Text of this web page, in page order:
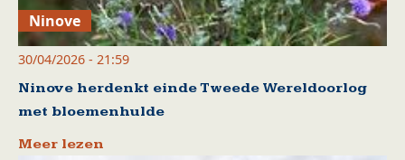
Ninove
30/04/2026 - 21:59
Ninove herdenkt einde Tweede Wereldoorlog
met bloemenhulde
Meer lezen